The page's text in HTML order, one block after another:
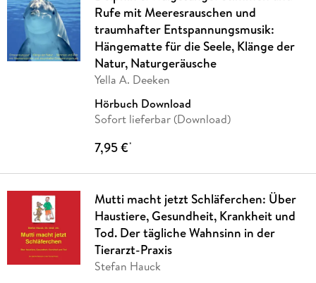
Rufe mit Meeresrauschen und
traumhafter Entspannungsmusik:
Hängematte für die Seele, Klänge der
Natur, Naturgeräusche
Yella A. Deeken
Hörbuch Download
Sofort lieferbar (Download)
7,95 €*
Mutti macht jetzt Schläferchen: Über
Haustiere, Gesundheit, Krankheit und
Tod. Der tägliche Wahnsinn in der
Tierarzt-Praxis
Stefan Hauck